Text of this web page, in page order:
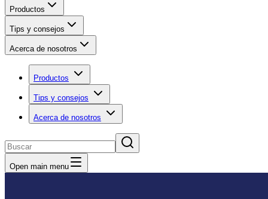
Productos
Tips y consejos
Acerca de nosotros
Productos
Tips y consejos
Acerca de nosotros
Open main menu